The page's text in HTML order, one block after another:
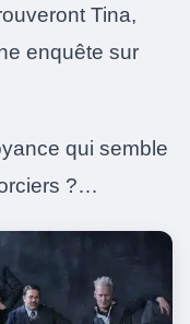
Tina,
enquête sur
qui semble
?…